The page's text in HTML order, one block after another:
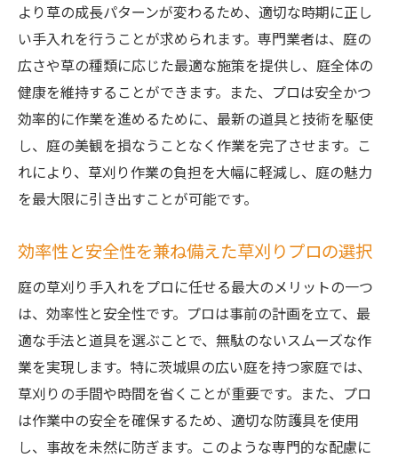
より草の成長パターンが変わるため、適切な時期に正し
い手入れを行うことが求められます。専門業者は、庭の
広さや草の種類に応じた最適な施策を提供し、庭全体の
健康を維持することができます。また、プロは安全かつ
効率的に作業を進めるために、最新の道具と技術を駆使
し、庭の美観を損なうことなく作業を完了させます。こ
れにより、草刈り作業の負担を大幅に軽減し、庭の魅力
を最大限に引き出すことが可能です。
効率性と安全性を兼ね備えた草刈りプロの選択
庭の草刈り手入れをプロに任せる最大のメリットの一つ
は、効率性と安全性です。プロは事前の計画を立て、最
適な手法と道具を選ぶことで、無駄のないスムーズな作
業を実現します。特に茨城県の広い庭を持つ家庭では、
草刈りの手間や時間を省くことが重要です。また、プロ
は作業中の安全を確保するため、適切な防護具を使用
し、事故を未然に防ぎます。このような専門的な配慮に